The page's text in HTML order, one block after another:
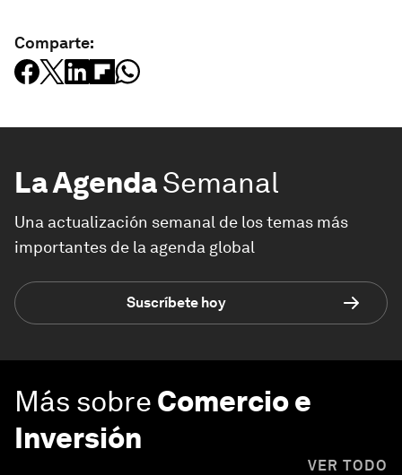
Comparte:
La AgendaSemanal
Una actualización semanal de los temas más
importantes de la agenda global
Suscríbete hoy
Más sobre Comercio e
Inversión
VER TODO